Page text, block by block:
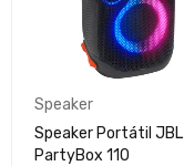
Speaker
Speaker Portátil JBL
PartyBox 110